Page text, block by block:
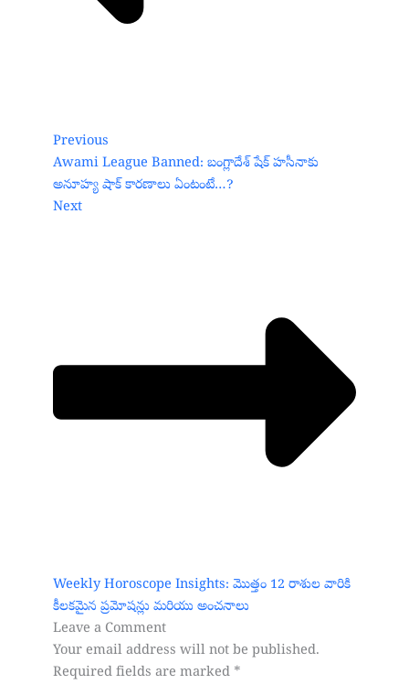
Previous
Awami League Banned: బంగ్లాదేశ్‌ షేక్‌ హసీనాకు
అనూహ్య షాక్‌ కారణాలు ఏంటంటే…?
Next
Weekly Horoscope Insights: మొత్తం 12 రాశుల వారికి
కీలకమైన ప్రమోషన్లు మరియు అంచనాలు
Leave a Comment
Your email address will not be published.
Required fields are marked *